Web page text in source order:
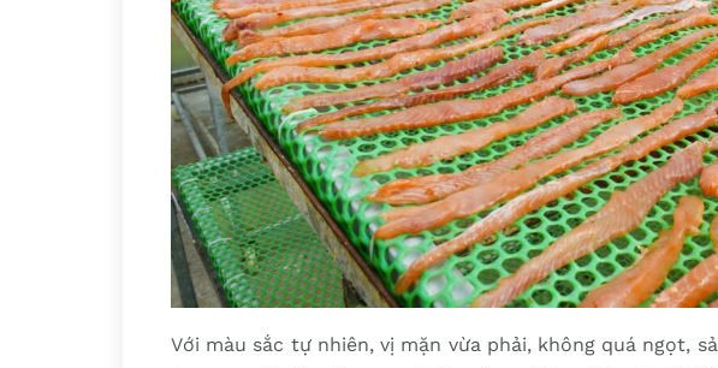
Với màu sắc tự nhiên, vị mặn vừa phải, không quá ngọt,